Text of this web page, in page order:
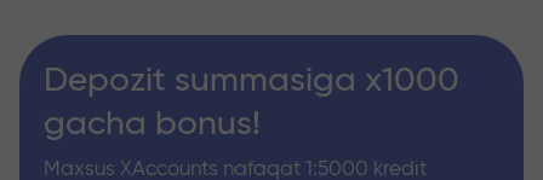
Depozit summasiga x1000
gacha bonus!
Maxsus XAccounts nafaqat 1:5000 kredit